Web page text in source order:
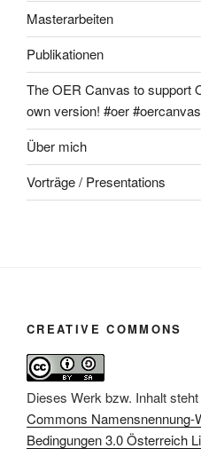
Masterarbeiten
Publikationen
The OER Canvas to support
own version! #oer #oercanvas
Über mich
Vorträge / Presentations
CREATIVE COMMONS
Dieses Werk bzw. Inhalt
Commons Namensnennung-
Bedingungen 3.0 Österreich